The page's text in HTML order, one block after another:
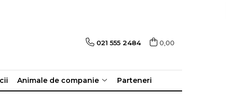
021 555 2484 0,00
Animale de companie Parteneri